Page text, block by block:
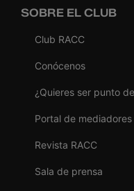
SOBRE EL CLUB
Club RACC
Conócenos
¿Quieres ser punto
Portal de mediadores
Revista RACC
Sala de prensa